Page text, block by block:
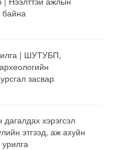
байна
| ШУТУБП,
засвар
хэрэгсэл
этгээд, аж ахуйн
урилга